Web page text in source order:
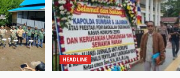
HEADLINE